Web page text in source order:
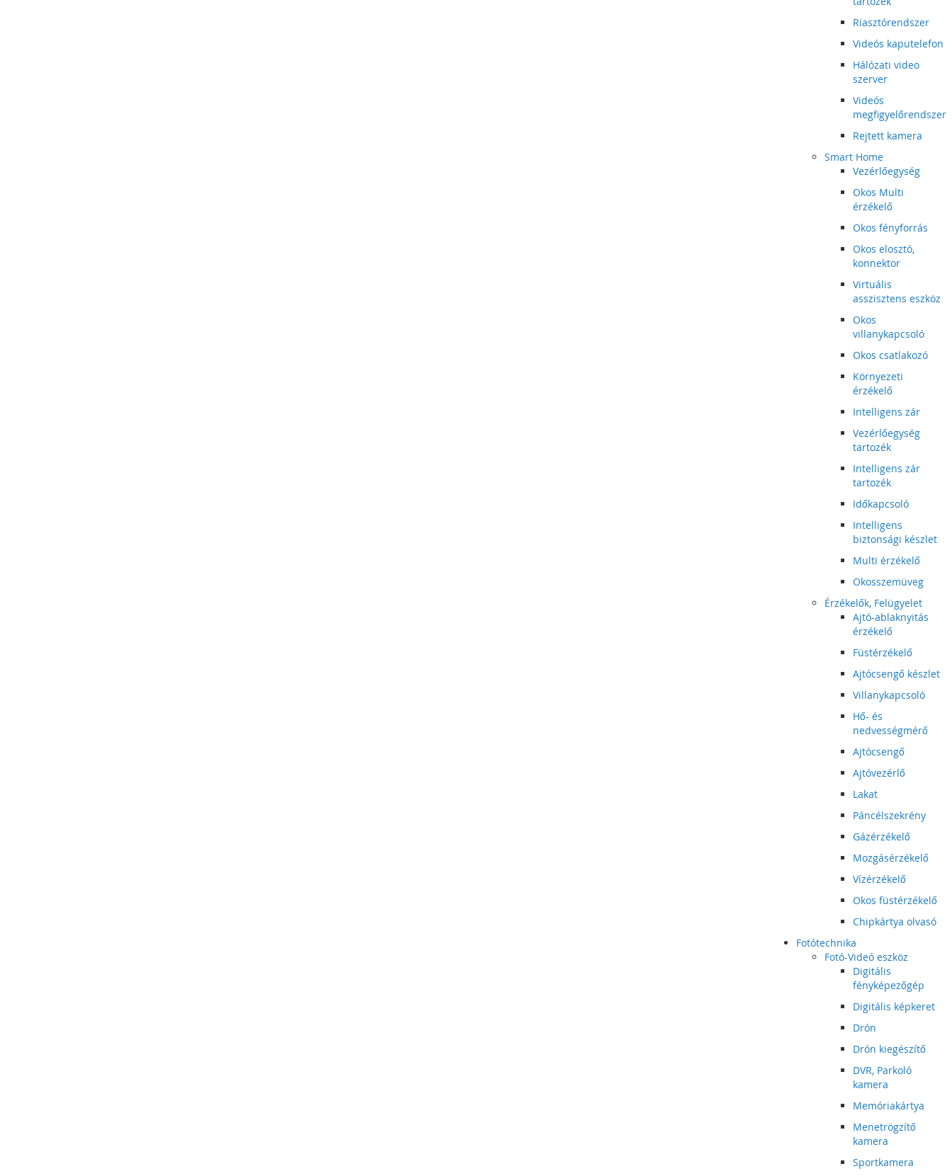
Riasztórendszer
Videós kaputelefon
Hálózati video
szerver
Videós
megfigyelőrendszer
Rejtett kamera
Smart Home
Vezérlőegység
Okos Multi
érzékelő
Okos fényforrás
Okos elosztó,
konnektor
Virtuális
asszisztens eszköz
Okos
villanykapcsoló
Okos csatlakozó
Környezeti
érzékelő
Intelligens zár
Vezérlőegység
tartozék
Intelligens zár
tartozék
Időkapcsoló
Intelligens
biztonsági készlet
Multi érzékelő
Okosszemüveg
Érzékelők, Felügyelet
Ajtó-ablaknyitás
érzékelő
Füstérzékelő
Ajtócsengő készlet
Villanykapcsoló
Hő- és
nedvességmérő
Ajtócsengő
Ajtóvezérlő
Lakat
Páncélszekrény
Gázérzékelő
Mozgásérzékelő
Vízérzékelő
Okos füstérzékelő
Chipkártya olvasó
Fotótechnika
Fotó-Videó eszköz
Digitális
fényképezőgép
Digitális képkeret
Drón
Drón kiegészítő
DVR, Parkoló
kamera
Memóriakártya
Menetrögzítő
kamera
Sportkamera